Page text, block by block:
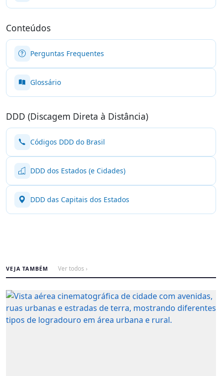
Conteúdos
Perguntas Frequentes
Glossário
DDD (Discagem Direta à Distância)
Códigos DDD do Brasil
DDD dos Estados (e Cidades)
DDD das Capitais dos Estados
VEJA TAMBÉM Ver todos ›